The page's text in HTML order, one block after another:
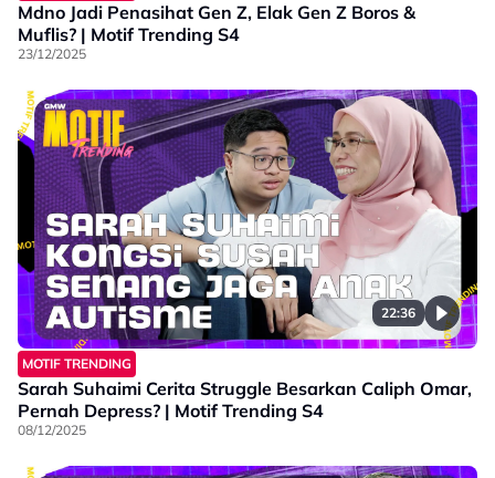
Mdno Jadi Penasihat Gen Z, Elak Gen Z Boros &
Muflis? | Motif Trending S4
23/12/2025
22:36
MOTIF TRENDING
Sarah Suhaimi Cerita Struggle Besarkan Caliph Omar,
Pernah Depress? | Motif Trending S4
08/12/2025